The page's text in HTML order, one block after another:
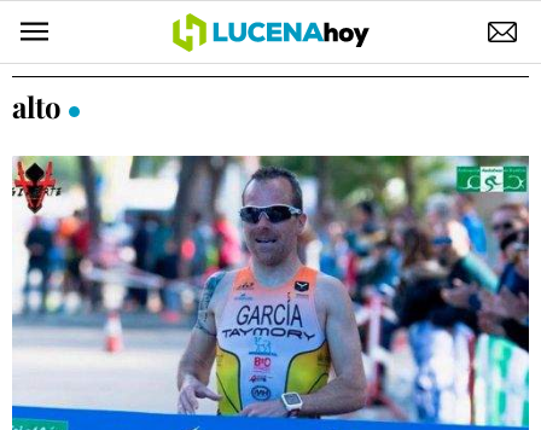
POLÍTICA
ELECCIONES
SUCESOS
ECONOMÍA
DESARROLLO LOCAL
LUCENA EMPRESAS
alto